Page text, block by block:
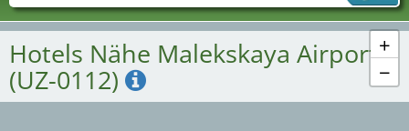
+
−
Hotels Nähe Malekskaya Airport
(UZ-0112)
Messenamen Länder Städte
Branchen
Dienstleisterbranchen